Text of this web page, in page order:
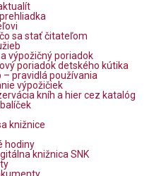
sa stať čitateľom
výpožičný poriadok
poriadok detského kútika
– pravidlá používania
výpožičiek
kníh a hier cez katalóg
knižnice
hodiny
knižnica SNK